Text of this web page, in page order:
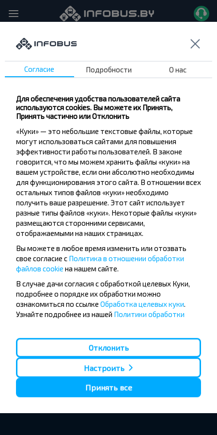
Кличев, ост.Автопарк → Могилёв, Автовокзал, ул. Ленинская 93
На выбранную Вами дату рейсы не найдены
Согласие Подробности О нас
Для обеспечения удобства пользователей сайта
используются cookies. Вы можете их Принять,
Принять частично или Отклонить
«Куки» — это небольшие текстовые файлы, которые
могут использоваться сайтами для повышения
эффективности работы пользователей. В законе
говорится, что мы можем хранить файлы «куки» на
вашем устройстве, если они абсолютно необходимы
для функционирования этого сайта. В отношении всех
остальных типов файлов «куки» необходимо
получить ваше разрешение. Этот сайт использует
разные типы файлов «куки». Некоторые файлы «куки»
размещаются сторонними сервисами,
отображаемыми на наших страницах.
Вы можете в любое время изменить или отозвать
свое согласие с Политика в отношении обработки
файлов cookie на нашем сайте.
В случае дачи согласия с обработкой целевых Куки,
подробнее о порядке их обработки можно
ознакомиться по ссылке Обработка целевых куки.
Узнайте подробнее из нашей Политики обработки
данные.
Отклонить
Настроить
Принять все